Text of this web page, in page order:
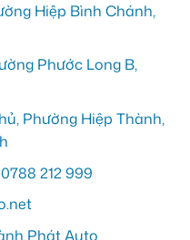
Hiệp Bình Chánh,
Phước Long B,
Phường Hiệp Thành,
0788 212 999
Phát Auto